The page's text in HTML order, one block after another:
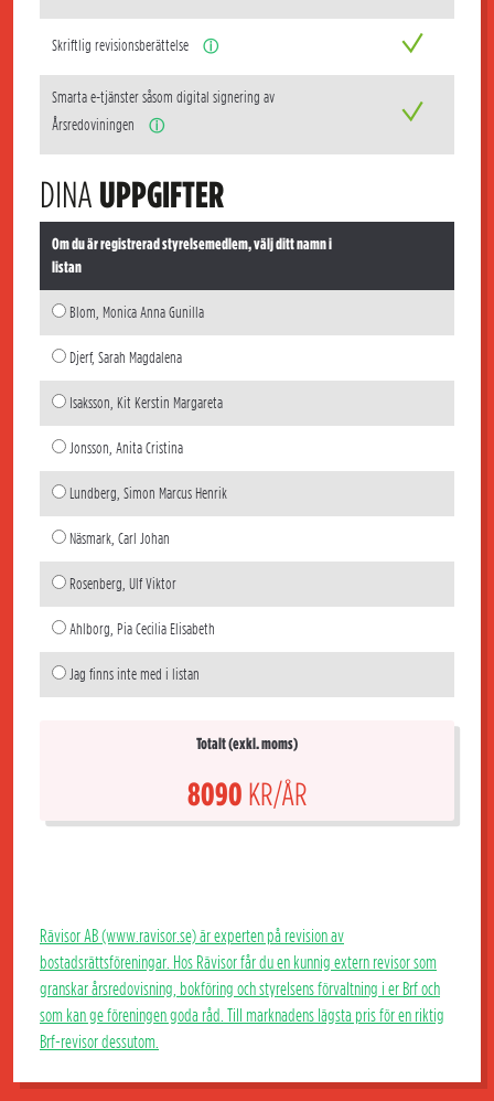
Skriftlig revisionsberättelse ⓘ
Smarta e-tjänster såsom digital signering av
Årsredoviningen
ⓘ
DINA UPPGIFTER
Om du är registrerad styrelsemedlem, välj ditt namn i
listan
Blom, Monica Anna Gunilla
Djerf, Sarah Magdalena
Isaksson, Kit Kerstin Margareta
Jonsson, Anita Cristina
Lundberg, Simon Marcus Henrik
Näsmark, Carl Johan
Rosenberg, Ulf Viktor
Ahlborg, Pia Cecilia Elisabeth
Jag finns inte med i listan
Totalt (exkl. moms)
8090 KR/ÅR
Rävisor AB (www.ravisor.se) är experten på revision av
bostadsrättsföreningar. Hos Rävisor får du en kunnig extern revisor som
granskar årsredovisning, bokföring och styrelsens förvaltning i er Brf och
som kan ge föreningen goda råd. Till marknadens lägsta pris för en riktig
Brf-revisor dessutom.